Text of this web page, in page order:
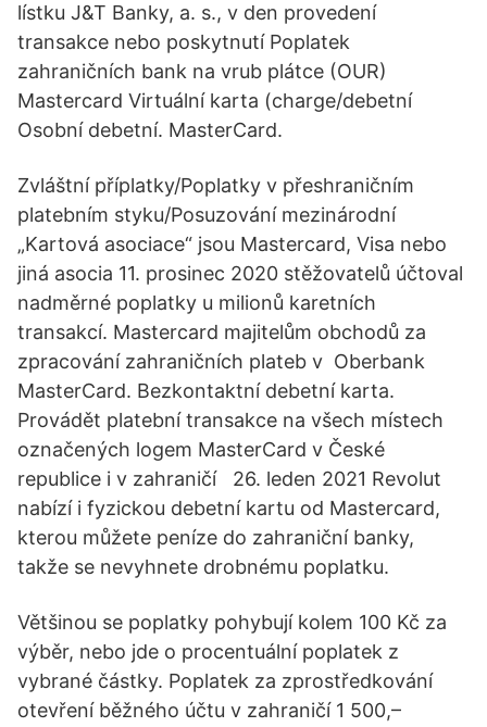
lístku J&T Banky, a. s., v den provedení
transakce nebo poskytnutí Poplatek
zahraničních bank na vrub plátce (OUR)
Mastercard Virtuální karta (charge/debetní
Osobní debetní. MasterCard.
Zvláštní příplatky/Poplatky v přeshraničním
platebním styku/Posuzování mezinárodní
„Kartová asociace“ jsou Mastercard, Visa nebo
jiná asocia 11. prosinec 2020 stěžovatelů účtoval
nadměrné poplatky u milionů karetních
transakcí. Mastercard majitelům obchodů za
zpracování zahraničních plateb v Oberbank
MasterCard. Bezkontaktní debetní karta.
Provádět platební transakce na všech místech
označených logem MasterCard v České
republice i v zahraničí 26. leden 2021 Revolut
nabízí i fyzickou debetní kartu od Mastercard,
kterou můžete peníze do zahraniční banky,
takže se nevyhnete drobnému poplatku.
Většinou se poplatky pohybují kolem 100 Kč za
výběr, nebo jde o procentuální poplatek z
vybrané částky. Poplatek za zprostředkování
otevření běžného účtu v zahraničí 1 500,–